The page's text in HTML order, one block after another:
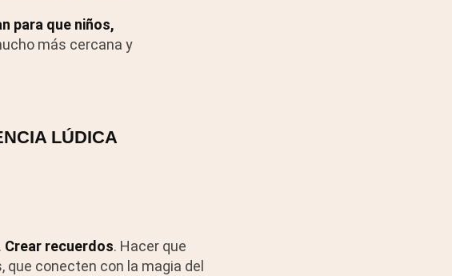
para que niños,
más cercana y
LÚDICA
. Crear recuerdos. Hacer que
que conecten con la magia del